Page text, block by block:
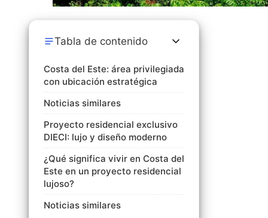
Tabla de contenido
Costa del Este: área privilegiada
con ubicación estratégica
Noticias similares
Proyecto residencial exclusivo
DIECI: lujo y diseño moderno
¿Qué significa vivir en Costa del
Este en un proyecto residencial
lujoso?
Noticias similares